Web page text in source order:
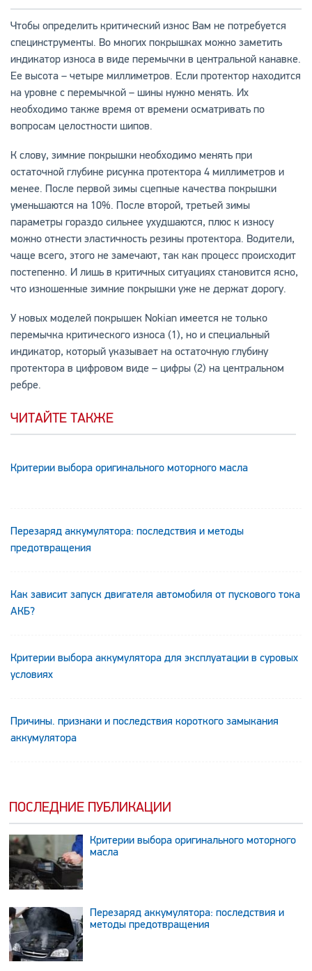
Чтобы определить критический износ Вам не потребуется
специнструменты. Во многих покрышках можно заметить
индикатор износа в виде перемычки в центральной канавке.
Ее высота – четыре миллиметров. Если протектор находится
на уровне с перемычкой – шины нужно менять. Их
необходимо также время от времени осматривать по
вопросам целостности шипов.
К слову, зимние покрышки необходимо менять при
остаточной глубине рисунка протектора 4 миллиметров и
менее. После первой зимы сцепные качества покрышки
уменьшаются на 10%. После второй, третьей зимы
параметры гораздо сильнее ухудшаются, плюс к износу
можно отнести эластичность резины протектора. Водители,
чаще всего, этого не замечают, так как процесс происходит
постепенно. И лишь в критичных ситуациях становится ясно,
что изношенные зимние покрышки уже не держат дорогу.
У новых моделей покрышек Nokian имеется не только
перемычка критического износа (1), но и специальный
индикатор, который указывает на остаточную глубину
протектора в цифровом виде – цифры (2) на центральном
ребре.
ЧИТАЙТЕ ТАКЖЕ
Критерии выбора оригинального моторного масла
Перезаряд аккумулятора: последствия и методы
предотвращения
Как зависит запуск двигателя автомобиля от пускового тока
АКБ?
Критерии выбора аккумулятора для эксплуатации в суровых
условиях
Причины. признаки и последствия короткого замыкания
аккумулятора
ПОСЛЕДНИЕ ПУБЛИКАЦИИ
Критерии выбора оригинального моторного
масла
Перезаряд аккумулятора: последствия и
методы предотвращения